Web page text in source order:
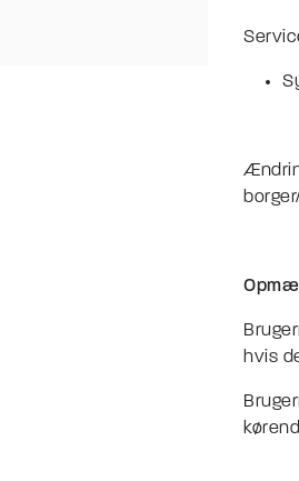
hvis